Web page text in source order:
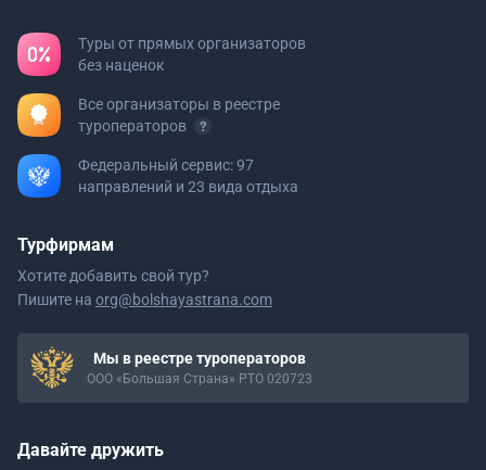
Туры от прямых организаторов
без наценок
Все организаторы в реестре
туроператоров
Федеральный сервис: 97
направлений и 23 вида отдыха
Турфирмам
Хотите добавить свой тур?
Пишите на org@bolshayastrana.com
Мы в реестре туроператоров
ООО «Большая Страна» РТО 020723
Давайте дружить